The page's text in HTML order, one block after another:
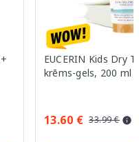
EUCERIN Kids Dry
krēms-gels, 200 ml
13.60 € 33.99 €